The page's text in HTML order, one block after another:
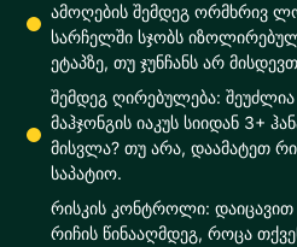
ამოღების შემდეგ ორმხრივ
სარჩელში სჯობს
ეტაპზე, თუ ჯუნჩანს არ
შემდეგ ღირებულება:
მაჰჯონგის იაკუს სიიდან 3+
მისვლა? თუ არა, დაამატეთ
საპატიო.
რისკის კონტროლი:
რიჩის წინააღმდეგ, როცა